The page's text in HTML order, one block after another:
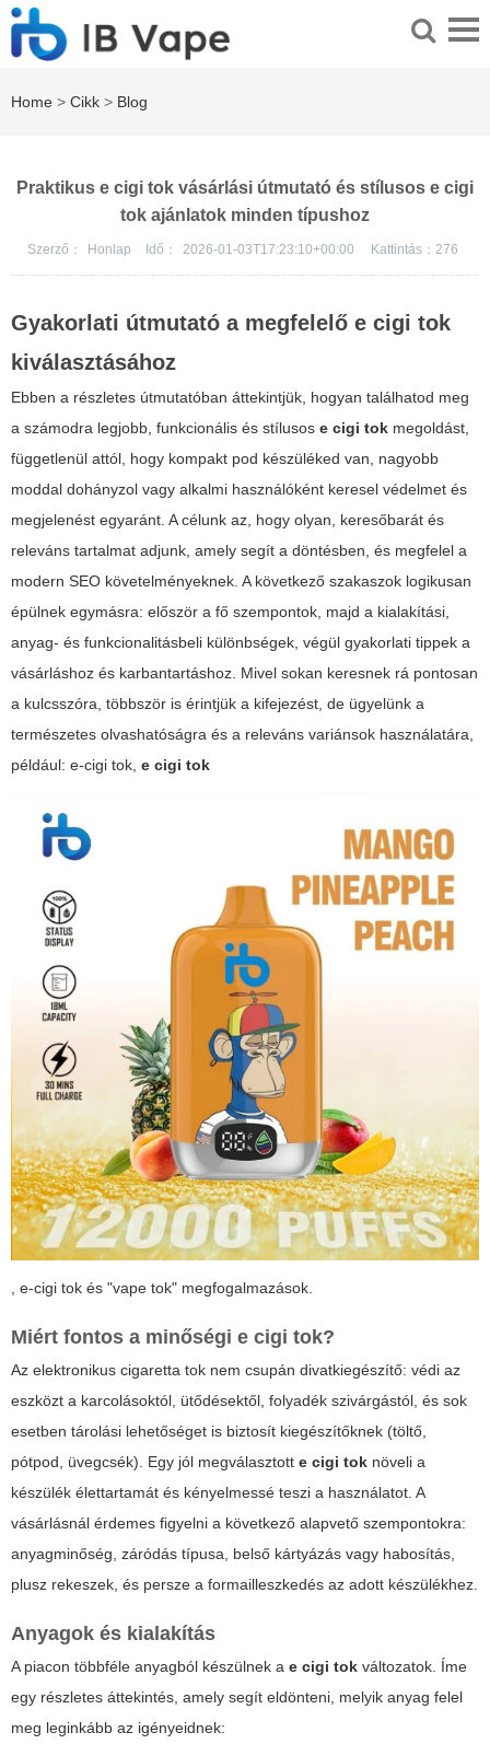
Home > Cikk > Blog
Praktikus e cigi tok vásárlási útmutató és stílusos e cigi
tok ajánlatok minden típushoz
Szerző： Honlap Idő： 2026-01-03T17:23:10+00:00 Kattintás： 276
Gyakorlati útmutató a megfelelő e cigi tok
kiválasztásához
Ebben a részletes útmutatóban áttekintjük, hogyan találhatod meg
a számodra legjobb, funkcionális és stílusos e cigi tok megoldást,
függetlenül attól, hogy kompakt pod készüléked van, nagyobb
moddal dohányzol vagy alkalmi használóként keresel védelmet és
megjelenést egyaránt. A célunk az, hogy olyan, keresőbarát és
releváns tartalmat adjunk, amely segít a döntésben, és megfelel a
modern SEO követelményeknek. A következő szakaszok logikusan
épülnek egymásra: először a fő szempontok, majd a kialakítási,
anyag- és funkcionalitásbeli különbségek, végül gyakorlati tippek a
vásárláshoz és karbantartáshoz. Mivel sokan keresnek rá pontosan
a kulcsszóra, többször is érintjük a kifejezést, de ügyelünk a
természetes olvashatóságra és a releváns variánsok használatára,
például: e-cigi tok, e cigi tok
, e-cigi tok és "vape tok" megfogalmazások.
Miért fontos a minőségi e cigi tok?
Az elektronikus cigaretta tok nem csupán divatkiegészítő: védi az
eszközt a karcolásoktól, ütődésektől, folyadék szivárgástól, és sok
esetben tárolási lehetőséget is biztosít kiegészítőknek (töltő,
pótpod, üvegcsék). Egy jól megválasztott e cigi tok növeli a
készülék élettartamát és kényelmessé teszi a használatot. A
vásárlásnál érdemes figyelni a következő alapvető szempontokra:
anyagminőség, záródás típusa, belső kártyázás vagy habosítás,
plusz rekeszek, és persze a formailleszkedés az adott készülékhez.
Anyagok és kialakítás
A piacon többféle anyagból készülnek a e cigi tok változatok. Íme
egy részletes áttekintés, amely segít eldönteni, melyik anyag felel
meg leginkább az igényeidnek: